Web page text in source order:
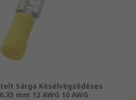
Sárga Késélvégződéses
mm 12 AWG 10 AWG